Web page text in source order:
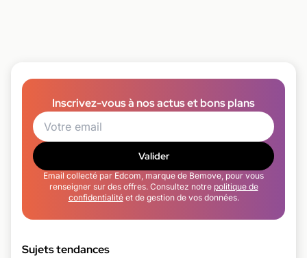
Inscrivez-vous à nos actus et bons plans
Valider
Email collecté par Edcom, marque de Bemove, pour vous
renseigner sur des offres. Consultez notre politique de
confidentialitéet de gestion de vos données.
Sujets tendances